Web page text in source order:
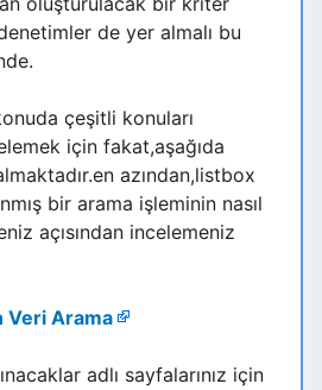
de yer almalı bu
çeşitli konuları
için fakat,aşağıda
azından,listbox
bir arama işleminin nasıl
açısından incelemeniz
Veri Arama
adlı sayfalarınız için